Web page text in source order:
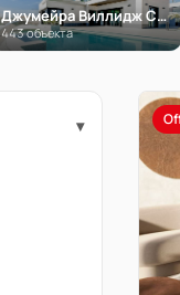
Джумейра Виллидж Серкл (JVC)
443 объекта
▾